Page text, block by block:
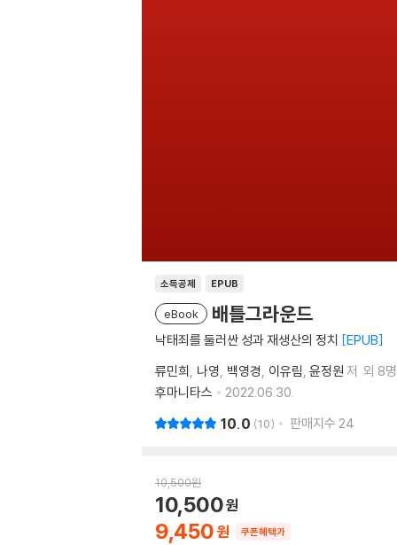
소득공제 EPUB
eBook 배틀그라운드
낙태죄를 둘러싼 성과 재생산의 정치 EPUB
류민희 나영 백영경 이유림 윤정원 저 외 8명
후마니타스
2022.06.30.
10.0 10 판매지수 24
10,500원
9,450
10,500
쿠폰혜택가